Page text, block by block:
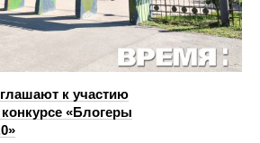
к участию
«Блогеры